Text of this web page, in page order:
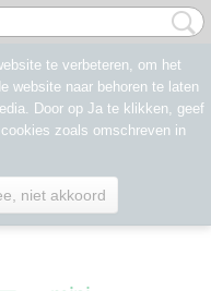
te verbeteren, om het
website naar behoren te laten
Door op Ja te klikken, geef
zoals omschreven in
niet akkoord